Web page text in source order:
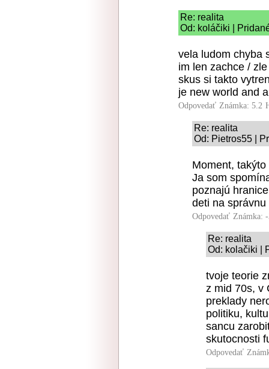
Re: realita
Od: koláčiki |
vela ludom chyba
im len zachce /
skus si takto
je new world and
Odpovedať Známka: 5.2
Re: realita
Od: Pietros55 |
Moment,
Ja som
poznajú
deti na
Odpovedať Známka:
Re: realita
Od: kolačiki |
tvoje teorie
z mid 70s, v
preklady
politiku,
sancu
skutocnosti
Odpovedať